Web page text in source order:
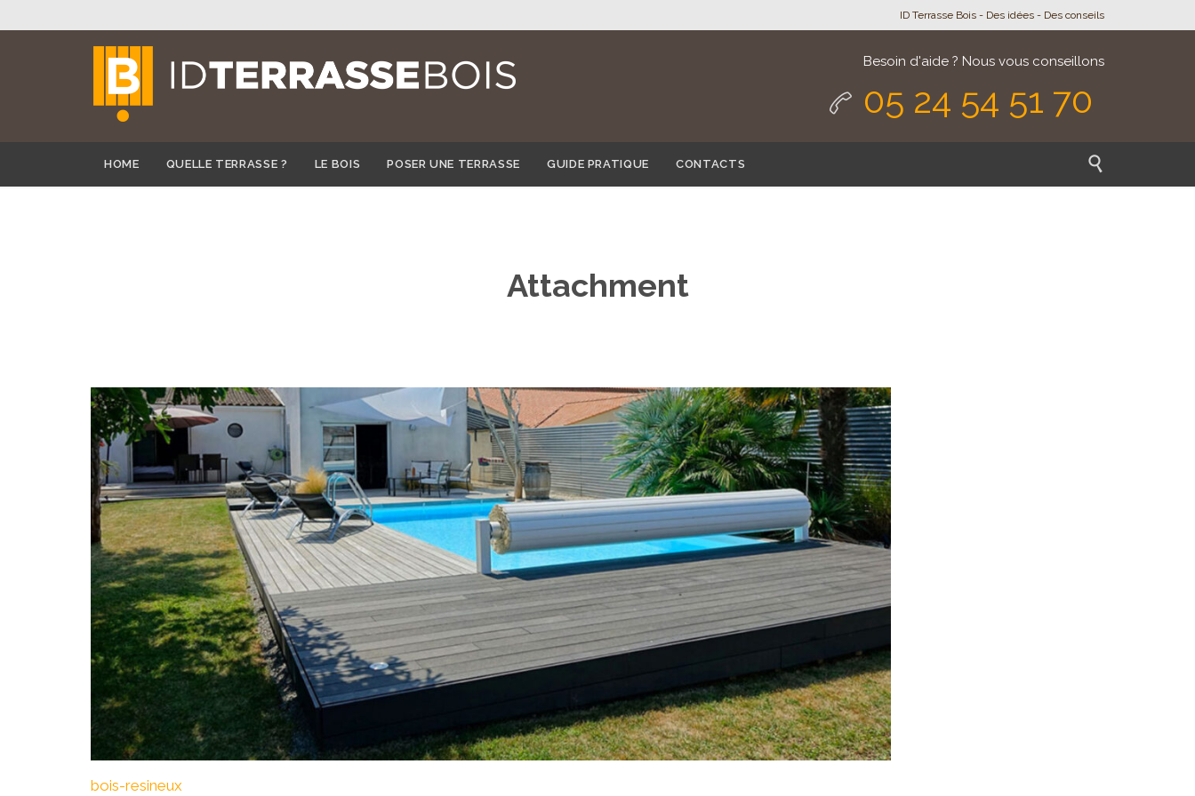
ID Terrasse Bois - Des idées - Des conseils

Besoin d'aide ? Nous vous conseillons
05 24 54 51 70
HOME QUELLE TERRASSE ? LE BOIS POSER UNE TERRASSE GUIDE PRATIQUE CONTACTS 
Attachment
bois-resineux